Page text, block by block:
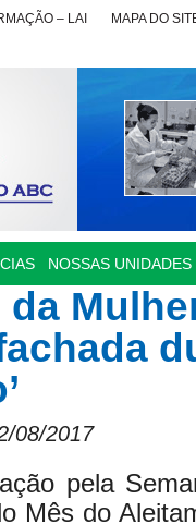
– LAI MAPA DO
NOSSAS UNIDADES
08/2017
pela
Mês do